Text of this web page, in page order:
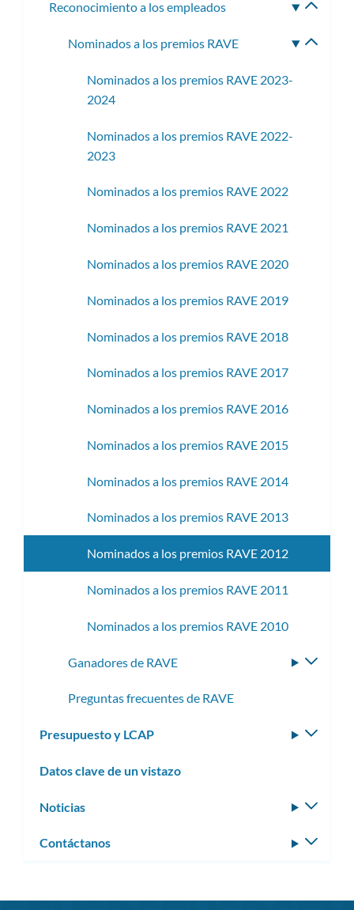
Reconocimiento a los empleados
Nominados a los premios RAVE
Nominados a los premios RAVE 2023-
2024
Nominados a los premios RAVE 2022-
2023
Nominados a los premios RAVE 2022
Nominados a los premios RAVE 2021
Nominados a los premios RAVE 2020
Nominados a los premios RAVE 2019
Nominados a los premios RAVE 2018
Nominados a los premios RAVE 2017
Nominados a los premios RAVE 2016
Nominados a los premios RAVE 2015
Nominados a los premios RAVE 2014
Nominados a los premios RAVE 2013
Nominados a los premios RAVE 2012
Nominados a los premios RAVE 2011
Nominados a los premios RAVE 2010
Ganadores de RAVE
Preguntas frecuentes de RAVE
Presupuesto y LCAP
Datos clave de un vistazo
Noticias
Contáctanos